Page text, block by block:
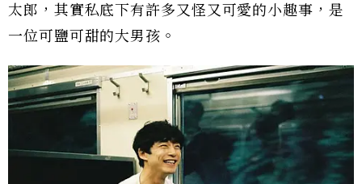
太郎，其實私底下有許多又怪又可愛的小趣事，是
一位可鹽可甜的大男孩。